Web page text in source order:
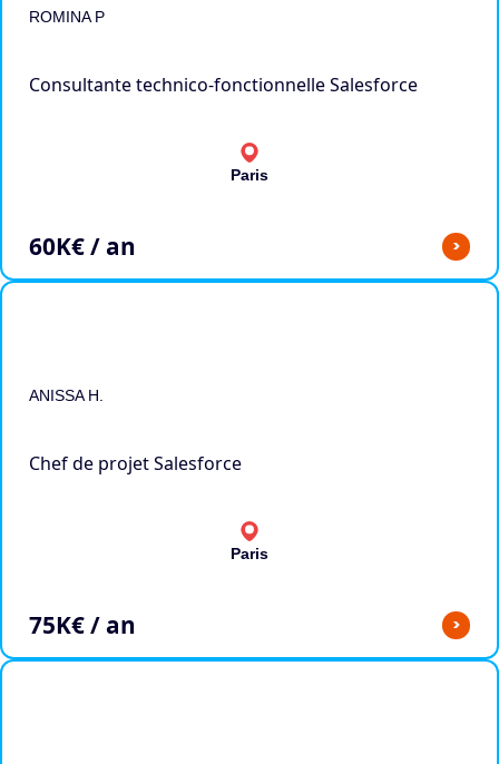
ROMINA P
Consultante technico-fonctionnelle Salesforce
Paris
60K€ / an >
ANISSA H.
Chef de projet Salesforce
Paris
75K€ / an >